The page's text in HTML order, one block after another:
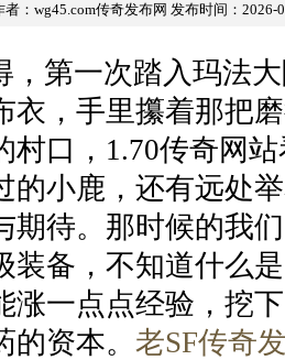
者：wg45.com传奇发布网 发布时间：2026-
，第一次踏入玛法
衣，手里攥着那把
村口，1.70传奇网
的小鹿，还有远处
期待。那时候的我
装备，不知道什么
涨一点点经验，挖
资本。 老SF传奇